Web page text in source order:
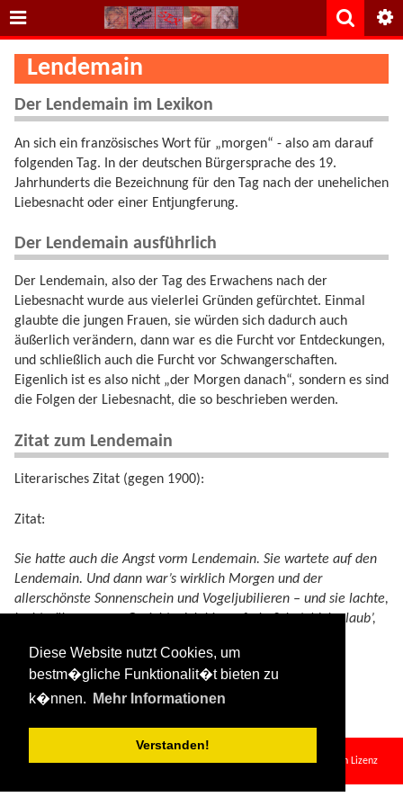
Diese Website nutzt Cookies, um
bestm�gliche Funktionalit�t bieten zu
k�nnen.
Mehr Informationen
Verstanden!
Lendemain
Der Lendemain im Lexikon
An sich ein französisches Wort für „morgen“ - also am darauf
folgenden Tag. In der deutschen Bürgersprache des 19.
Jahrhunderts die Bezeichnung für den Tag nach der unehelichen
Liebesnacht oder einer Entjungferung.
Der Lendemain ausführlich
Der Lendemain, also der Tag des Erwachens nach der
Liebesnacht wurde aus vielerlei Gründen gefürchtet. Einmal
glaubte die jungen Frauen, sie würden sich dadurch auch
äußerlich verändern, dann war es die Furcht vor Entdeckungen,
und schließlich auch die Furcht vor Schwangerschaften.
Eigenlich ist es also nicht „der Morgen danach“, sondern es sind
die Folgen der Liebesnacht, die so beschrieben werden.
Zitat zum Lendemain
Literarisches Zitat (gegen 1900):
Zitat:
Sie hatte auch die Angst vorm Lendemain. Sie wartete auf den
Lendemain. Und dann war’s wirklich Morgen und der
allerschönste Sonnenschein und Vogeljubilieren – und sie lachte,
lachte übers ganze Gesicht: „Ich bin so froh, Schatz! Ich glaub’,
Zitatenquelle: Nixchen.
· Zuletzt geändert:2024/08/11 09:34
Falls nicht anders bezeichnet, ist der Inhalt dieses Wikis unter der folgenden Lizenz